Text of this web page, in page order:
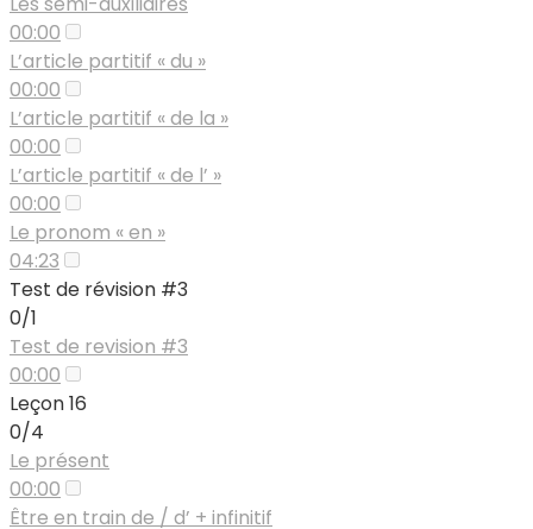
00:00
L’article partitif « du »
00:00
L’article partitif « de la »
00:00
L’article partitif « de l’ »
00:00
Le pronom « en »
04:23
Test de révision #3
0/1
Test de revision #3
00:00
Leçon 16
0/4
Le présent
00:00
Être en train de / d’ + infinitif